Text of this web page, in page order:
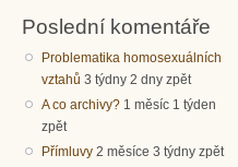
Poslední komentáře
Problematika homosexuálních
vztahů 3 týdny 2 dny zpět
A co archivy? 1 měsíc 1 týden
zpět
Přímluvy 2 měsíce 3 týdny zpět